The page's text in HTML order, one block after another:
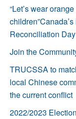
“Let’s wear
Reconciliation Day
Join the
TRUCSSA to
local Chinese
the current conflict
2022/2023